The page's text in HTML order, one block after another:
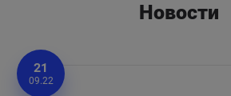
Новости
21
09.22